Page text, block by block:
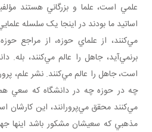
علمي است، علما و بزرگاني هستند
اساتيد ما بودند در اينجا يک سلسله
مي‌کنند، از علماي حوزه، از مراجع
برنمي‌آيد، جاهل را عالم مي‌کنند، بله.
است، جاهل را عالم مي‌کنند. نشر علم،
چه در حوزه چه در دانشگاه که سعي
مي‌کنند محقق مي‌پرورانند، اين
مذهبي که سعيشان مشکور باشد اينها